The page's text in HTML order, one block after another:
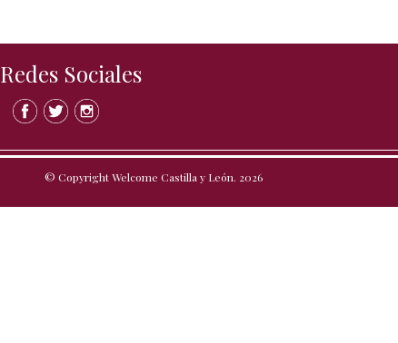
Redes Sociales
© Copyright Welcome Castilla y León. 2026